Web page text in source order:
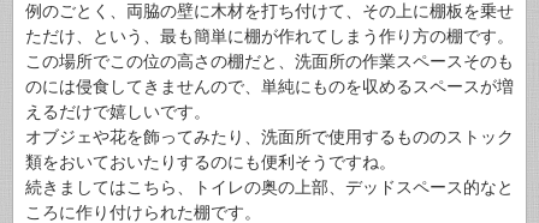
例のごとく、両脇の壁に木材を打ち付けて、その上に棚板を乗せ
ただけ、という、最も簡単に棚が作れてしまう作り方の棚です。
この場所でこの位の高さの棚だと、洗面所の作業スペースそのも
のには侵食してきませんので、単純にものを収めるスペースが増
えるだけで嬉しいです。
オブジェや花を飾ってみたり、洗面所で使用するもののストック
類をおいておいたりするのにも便利そうですね。
続きましてはこちら、トイレの奥の上部、デッドスペース的なと
ころに作り付けられた棚です。